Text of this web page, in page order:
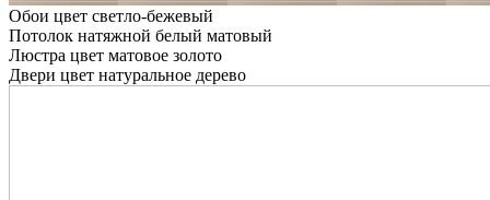
Обои цвет светло-бежевый
Потолок натяжной белый матовый
Люстра цвет матовое золото
Двери цвет натуральное дерево